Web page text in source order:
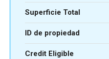
ID de propiedad
Superficie Total
Credit Eligible